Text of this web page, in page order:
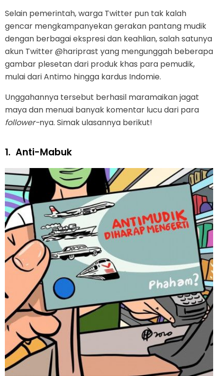
Selain pemerintah, warga Twitter pun tak kalah
gencar mengkampanyekan gerakan pantang mudik
dengan berbagai ekspresi dan keahlian, salah satunya
akun Twitter @hariprast yang mengunggah beberapa
gambar plesetan dari produk khas para pemudik,
mulai dari Antimo hingga kardus Indomie.
Unggahannya tersebut berhasil maramaikan jagat
maya dan menuai banyak komentar lucu dari para
follower-nya. Simak ulasannya berikut!
1. Anti-Mabuk